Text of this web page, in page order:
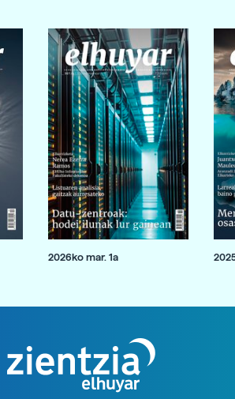
2026ko mar. 1a